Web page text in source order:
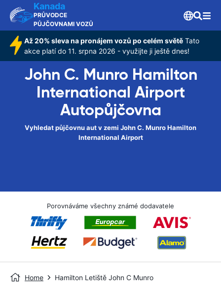
Kanada
PRŮVODCE
PŮJČOVNAMI VOZŮ
Až 20% sleva na pronájem vozů po celém světě Tato
akce platí do 11. srpna 2026 - využijte ji ještě dnes!
John C. Munro Hamilton
International Airport
Autopůjčovna
Vyhledat půjčovnu aut v zemi John C. Munro Hamilton
International Airport
Porovnáváme všechny známé dodavatele
Home Hamilton Letiště John C Munro